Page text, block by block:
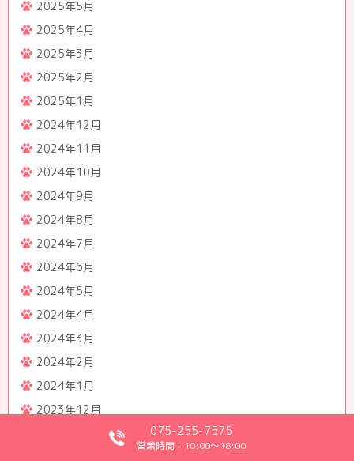
2025年5月
2025年4月
2025年3月
2025年2月
2025年1月
2024年12月
2024年11月
2024年10月
2024年9月
2024年8月
2024年7月
2024年6月
2024年5月
2024年4月
2024年3月
2024年2月
2024年1月
2023年12月
075-255-7575
営業時間：10:00～18:00